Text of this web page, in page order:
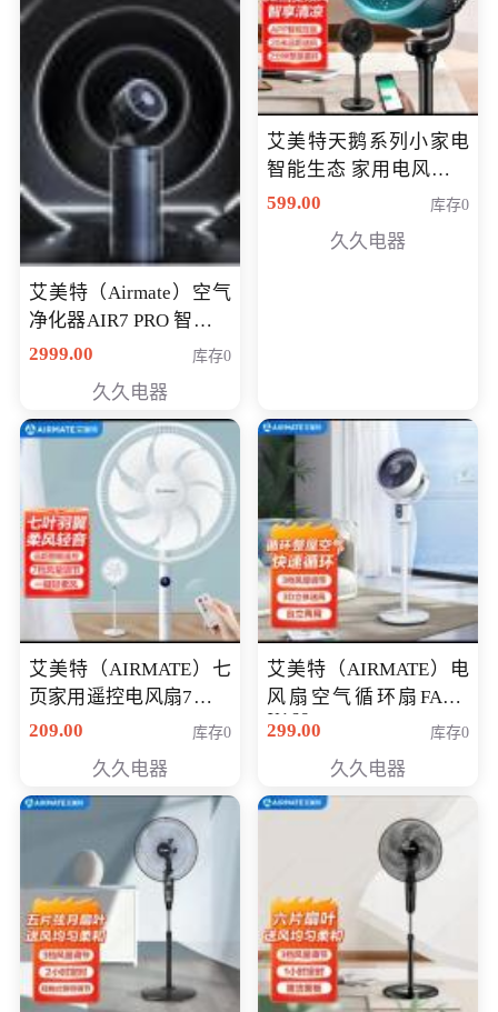
艾美特（Airmate）空气
净化器AIR7 PRO 智能全
屋空气循环负离子旗舰
2999.00 库存0
久久电器
艾美特天鹅系列小家电
智能生态 家用电风扇直
流变频节能轻音空气循
鹅，白天鹅智能)
599.00 库存0
久久电器
艾美特（AIRMATE）七
页家用遥控电风扇7档风
量空气循环摇头立式落
定时落地式风扇CS35-
R20
209.00 库存0
久久电器
艾美特（AIRMATE）电
风扇空气循环扇FA18-
X168
299.00 库存0
久久电器